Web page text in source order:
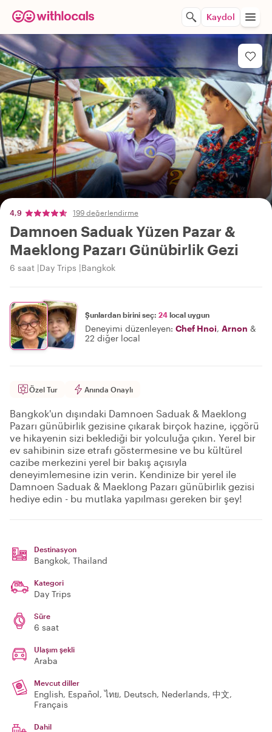
Kaydol
4,9 199 değerlendirme
Damnoen Saduak Yüzen Pazar &
Maeklong Pazarı Günübirlik Gezi
6 saat Day Trips Bangkok
Şunlardan birini seç: 24 local uygun
Deneyimi düzenleyen: Chef Hnoi, Arnon &
22 diğer local
Özel Tur Anında Onaylı
Bangkok'un dışındaki Damnoen Saduak & Maeklong
Pazarı günübirlik gezisine çıkarak birçok hazine, içgörü
ve hikayenin sizi beklediği bir yolculuğa çıkın. Yerel bir
ev sahibinin size etrafı göstermesine ve bu kültürel
cazibe merkezini yerel bir bakış açısıyla
deneyimlemesine izin verin. Kendinize bir yerel ile
Damnoen Saduak & Maeklong Pazarı günübirlik gezisi
hediye edin - bu mutlaka yapılması gereken bir şey!
Destinasyon
Bangkok, Thailand
Kategori
Day Trips
Süre
6 saat
Ulaşım şekli
Araba
Mevcut diller
English, Español, ไทย, Deutsch, Nederlands, 中文,
Français
Dahil